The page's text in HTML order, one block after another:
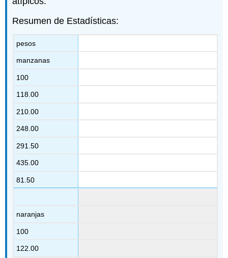
Resumen de Estadísticas:
pesos
manzanas
100
118.00
210.00
248.00
291.50
435.00
81.50
naranjas
100
122.00